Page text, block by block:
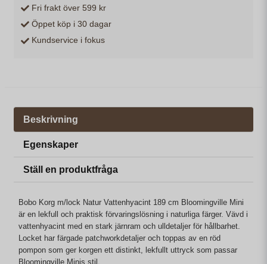
Fri frakt över 599 kr
Öppet köp i 30 dagar
Kundservice i fokus
Beskrivning
Egenskaper
Ställ en produktfråga
Bobo Korg m/lock Natur Vattenhyacint 189 cm Bloomingville Mini
är en lekfull och praktisk förvaringslösning i naturliga färger. Vävd i
vattenhyacint med en stark järnram och ulldetaljer för hållbarhet.
Locket har färgade patchworkdetaljer och toppas av en röd
pompon som ger korgen ett distinkt, lekfullt uttryck som passar
Bloomingville Minis stil.